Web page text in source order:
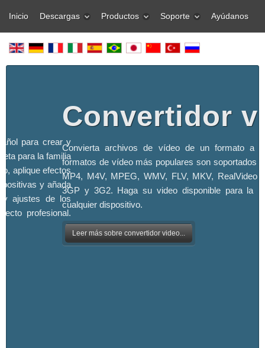
Inicio Descargas Productos Soporte Ayúdanos
para crear y
para la familia
aplique efectos
y añada
y ajustes de los
profesional.
Convertidor
Convierta archivos de vídeo de un formato a
formatos de vídeo más populares son soportados -
MP4, M4V, MPEG, WMV, FLV, MKV, RealVideo
3GP y 3G2. Haga su video disponible para la
cualquier dispositivo.
Leer más sobre convertidor video...